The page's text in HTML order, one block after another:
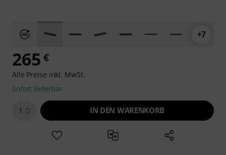
+7
265 €
Alle Preise inkl. MwSt.
Sofort lieferbar
1 IN DEN WARENKORB